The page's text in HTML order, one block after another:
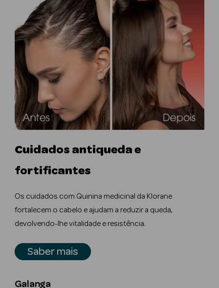
Lábios
Solares Bebé e
Criança
Rosto e
Cosmética
Séruns Faciais
Creme de Olhos
envelhecimento
Cuidados antiqueda e
fortificantes
Os cuidados com Quinina medicinal da Klorane
fortalecem o cabelo e ajudam a reduzir a queda,
devolvendo-lhe vitalidade e resistência.
Saber mais
Galanga